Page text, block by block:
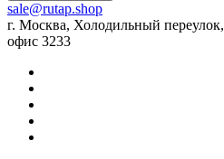
sale@rutap.shop
г. Москва, Холодильный
офис 3233